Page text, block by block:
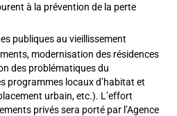
à la prévention de la perte
publiques au vieillissement
modernisation des résidences
des problématiques du
programmes locaux d’habitat et
urbain, etc.). L’effort
privés sera porté par l’Agence